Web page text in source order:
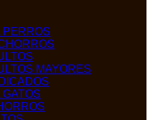
PERROS
MAYORES